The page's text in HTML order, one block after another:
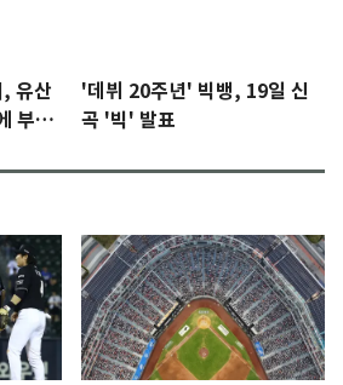
유산
부모
'데뷔 20주년' 빅뱅, 19일 신
곡 '빅' 발표